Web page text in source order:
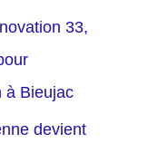
33,
à Bieujac
devient